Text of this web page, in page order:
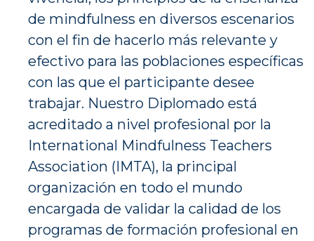
de mindfulness en diversos escenarios
con el fin de hacerlo más relevante y
efectivo para las poblaciones específicas
con las que el participante desee
trabajar. Nuestro Diplomado está
acreditado a nivel profesional por la
International Mindfulness Teachers
Association (IMTA), la principal
organización en todo el mundo
encargada de validar la calidad de los
programas de formación profesional en